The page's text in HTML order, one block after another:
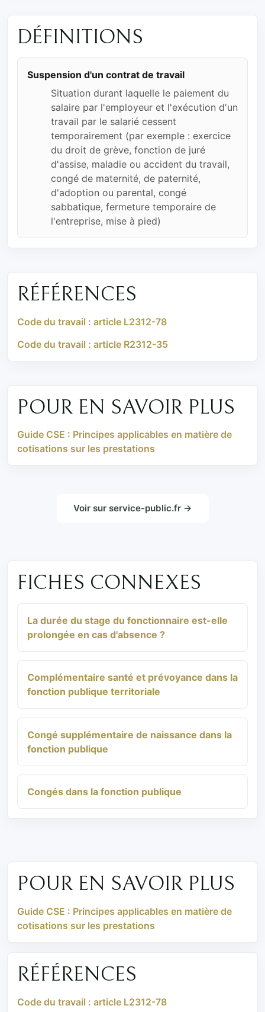
DÉFINITIONS
Suspension d'un contrat de travail
Situation durant laquelle le paiement du
salaire par l'employeur et l'exécution d'un
travail par le salarié cessent
temporairement (par exemple : exercice
du droit de grève, fonction de juré
d'assise, maladie ou accident du travail,
congé de maternité, de paternité,
d'adoption ou parental, congé
sabbatique, fermeture temporaire de
l'entreprise, mise à pied)
RÉFÉRENCES
Code du travail : article L2312-78
Code du travail : article R2312-35
POUR EN SAVOIR PLUS
Guide CSE : Principes applicables en matière de
cotisations sur les prestations
Voir sur service-public.fr →
FICHES CONNEXES
La durée du stage du fonctionnaire est-elle
prolongée en cas d'absence ?
Complémentaire santé et prévoyance dans la
fonction publique territoriale
Congé supplémentaire de naissance dans la
fonction publique
Congés dans la fonction publique
POUR EN SAVOIR PLUS
Guide CSE : Principes applicables en matière de
cotisations sur les prestations
RÉFÉRENCES
Code du travail : article L2312-78